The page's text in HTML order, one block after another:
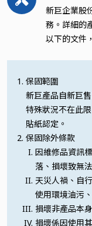
新巨企業股
務。詳細的
以下的文件
保固範圍
新巨產品自新巨
特殊狀況不在此
貼紙認定。
保固除外條款
因維修品資訊
落、損壞致無
天災人禍、自
使用環境油污
損壞非產品本
損壞係因使用